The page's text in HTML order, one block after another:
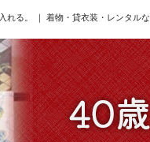
れる。 ｜ 着物・貸衣装・レンタル